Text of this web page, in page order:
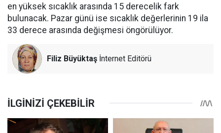
en yüksek sıcaklık arasında 15 derecelik fark
bulunacak. Pazar günü ise sıcaklık değerlerinin 19 ila
33 derece arasında değişmesi öngörülüyor.
Filiz Büyüktaş İnternet Editörü